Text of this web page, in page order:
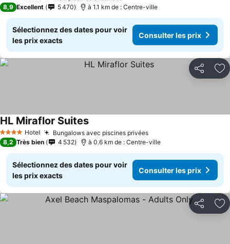
8,9 Excellent 5 470 à 1.1 km de : Centre-ville
Sélectionnez des dates pour voir
les prix exacts
Consulter les prix
Partager
4 Étoiles Hotel Bungalows avec piscines privéesConsulter les prix
HL Miraflor SuitesConsulter les prix
8,2 Très bien 4 532 à 0.6 km de : Centre-ville
Sélectionnez des dates pour voir
les prix exacts
Consulter les prix
Partager